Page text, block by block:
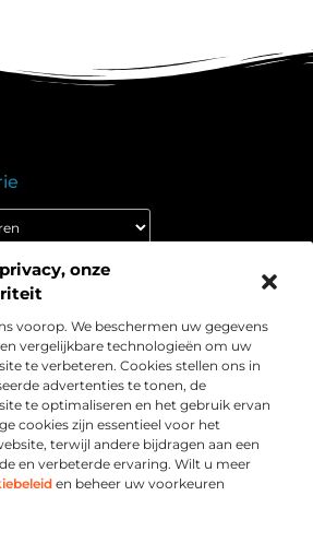
onze
voorop. We beschermen uw gegevens
vergelijkbare technologieën om uw
te verbeteren. Cookies stellen ons in
advertenties te tonen, de
te optimaliseren en het gebruik ervan
cookies zijn essentieel voor het
terwijl andere bijdragen aan een
en verbeterde ervaring. Wilt u meer
en beheer uw voorkeuren
slimme inzichten en
praktische strategieën en
jouw webshop naar een hoger
bij Webshop-conversie.nl – jouw
kennis en online groei.